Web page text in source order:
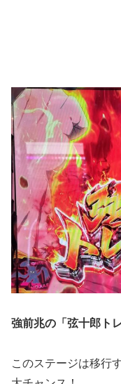
強前兆の「弦十郎ト
このステージは移行